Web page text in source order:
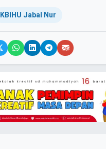
KBIHU Jabal Nur